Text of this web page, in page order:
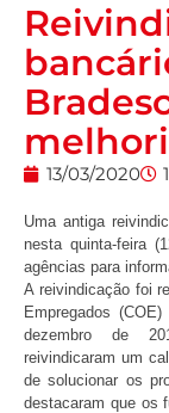
13/03/2020
Uma antiga
nesta quinta-feira
agências para
A reivindicação foi
Empregados
dezembro de
reivindicaram um
de solucionar os
destacaram que os